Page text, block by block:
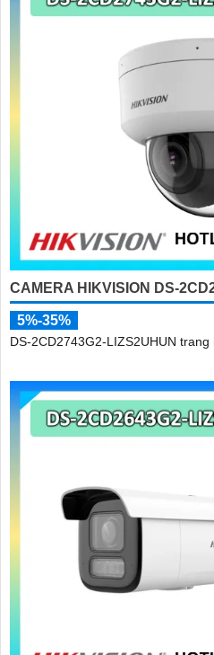
CAMERA HIKVISION DS-
5%-35%
DS-2CD2743G2-LIZS2UHUN